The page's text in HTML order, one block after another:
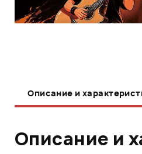
Описание и
Описание и